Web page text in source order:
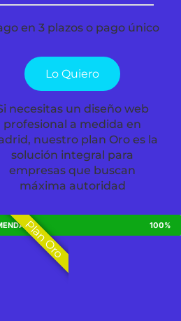
en 3 plazos o pago único
Lo Quiero
necesitas un diseño web
profesional a medida en
nuestro plan Oro es la
solución integral para
empresas que buscan
máxima autoridad
Plan Oro 100%